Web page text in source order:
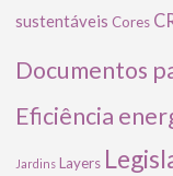
sustentáveis Cores
Documentos
Eficiência
Jardins Layers